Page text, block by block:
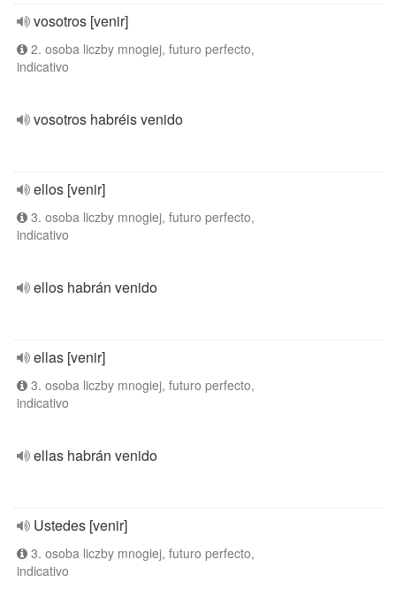
vosotros [venir]
2. osoba liczby mnogiej, futuro perfecto,
indicativo
vosotros habréis venido
ellos [venir]
3. osoba liczby mnogiej, futuro perfecto,
indicativo
ellos habrán venido
ellas [venir]
3. osoba liczby mnogiej, futuro perfecto,
indicativo
ellas habrán venido
Ustedes [venir]
3. osoba liczby mnogiej, futuro perfecto,
indicativo